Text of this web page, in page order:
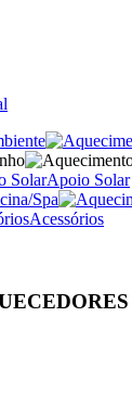
Apoio Solar
Acessórios